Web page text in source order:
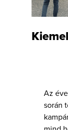
Az
során